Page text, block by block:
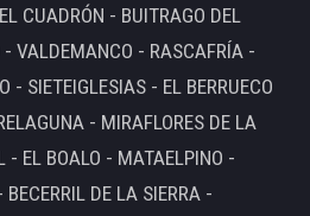
CUADRÓN - BUITRAGO DEL
VALDEMANCO - RASCAFRÍA -
- SIETEIGLESIAS - EL BERRUECO
- MIRAFLORES DE LA
- EL BOALO - MATAELPINO -
DE LA SIERRA -